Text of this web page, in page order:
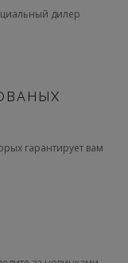
дилер
гарантирует вам